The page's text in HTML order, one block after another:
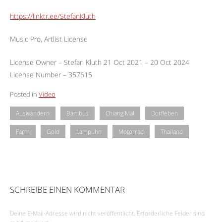
https://linktr.ee/StefanKluth
Music Pro, Artlist License
License Owner – Stefan Kluth 21 Oct 2021 – 20 Oct 2024
License Number – 357615
Posted in Video
Auswandern Bambus Chiang Mai Dorfleben
Farm Gold Lampuhn Motorrad Thailand
SCHREIBE EINEN KOMMENTAR
Deine E-Mail-Adresse wird nicht veröffentlicht. Erforderliche Felder sind